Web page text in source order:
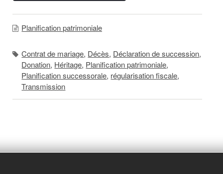
Planification patrimoniale
Contrat de mariage, Décès, Déclaration de succession,
Donation, Héritage, Planification patrimoniale,
Planification successorale, régularisation fiscale,
Transmission